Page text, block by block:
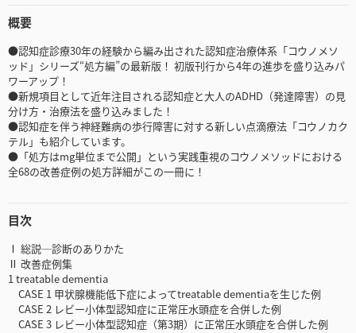
概要
●認知症診療30年の経験から編み出された認知症治療体系「コウノメソ
ッド」シリーズ“処方編”の最新版！ 初版刊行から4年の進歩を盛り込みパ
ワーアップ！
●新規項目として近年注目される認知症と大人のADHD（発達障害）の見
分け方・治療法を盛り込みました！
●認知症を伴う神経難病の歩行障害に対する新しい点滴療法「コウノカク
テル」も紹介しています。
●「処方はmg単位まで公開」という実践重視のコウノメソッドにおける
全68の改善症例の処方詳細がこの一冊に！
目次
Ⅰ 総説─診断のありかた
Ⅱ 改善症例集
1 treatable dementia
CASE 1 甲状腺機能低下症によってtreatable dementiaを生じた例
CASE 2 レビー小体型認知症に正常圧水頭症を合併した例
CASE 3 レビー小体型認知症（第3期）に正常圧水頭症を合併した例